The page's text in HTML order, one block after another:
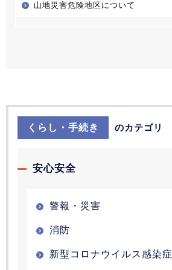
山地災害危険地区について
くらし・手続き のカテゴリ
安心安全
警報・災害
消防
新型コロナウイルス感染症